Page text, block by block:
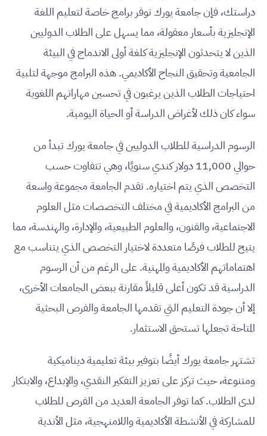
دراستك، فإن جامعة يورك توفر برامج خاصة لتعليم اللغة
الإنجليزية بأسعار معقولة، مما يسهل على الطلاب الدوليين
الذين لا يتحدثون الإنجليزية كلغة أولى الاندماج في البيئة
الجامعية وتحقيق النجاح الأكاديمي. هذه البرامج موجهة لتلبية
احتياجات الطلاب الذين يرغبون في تحسين مهاراتهم اللغوية
سواء كان ذلك لأغراض الدراسة أو الحياة اليومية.
الرسوم الدراسية للطلاب الدوليين في جامعة يورك تبدأ من
حوالي 11,000 دولار كندي سنويًا، وهي تتفاوت حسب
التخصص الذي يتم اختياره. تقدم الجامعة مجموعة واسعة
من البرامج الأكاديمية في مختلف التخصصات مثل العلوم
الاجتماعية، والفنون، والعلوم الطبيعية، والإدارة، والهندسة، مما
يتيح للطلاب فرصًا متعددة لاختيار التخصص الذي يتناسب مع
اهتماماتهم الأكاديمية والمهنية. على الرغم من أن الرسوم
الدراسية قد تكون أعلى قليلاً مقارنة ببعض الجامعات الأخرى،
إلا أن جودة التعليم التي تقدمها الجامعة والفرص البحثية
المتاحة تجعلها تستحق الاستثمار.
تشتهر جامعة يورك أيضًا بتوفير بيئة تعليمية ديناميكية
ومتنوعة، حيث تركز على تعزيز التفكير النقدي، والإبداع، والابتكار
لدى الطلاب. كما توفر الجامعة العديد من الفرص للطلاب
للمشاركة في الأنشطة الأكاديمية واللامنهجية، مثل الأندية